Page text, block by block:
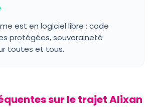
est en logiciel libre : code
protégées, souveraineté
toutes et tous.
sur le trajet Alixan